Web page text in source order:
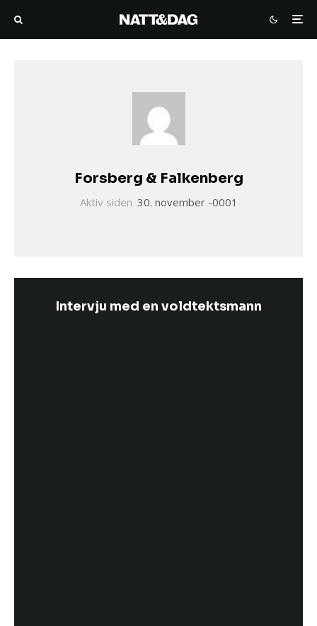
Forsberg & Falkenberg
Aktiv siden 30. november -0001
Intervju med en voldtektsmann